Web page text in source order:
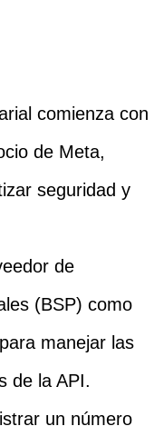
comienza con
de Meta,
seguridad y
de
(BSP) como
manejar las
de la API.
un número